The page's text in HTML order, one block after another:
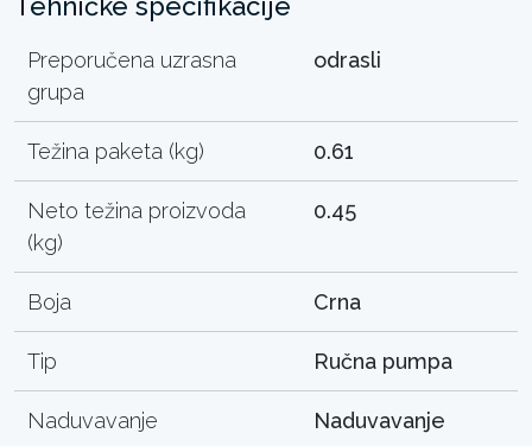
Preporučena uzrasna
grupa
odrasli
Težina paketa (kg) 0.61
Neto težina proizvoda
(kg)
0.45
Boja Crna
Tip Ručna pumpa
Naduvavanje Naduvavanje